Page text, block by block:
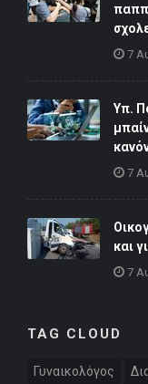
7
Υπ.
7
και
7
TAG CLOUD
Γυναικολόγος